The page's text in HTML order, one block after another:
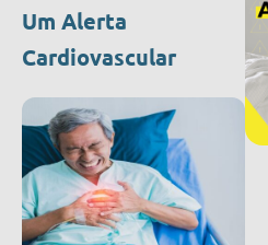
Um Alerta
Cardiovascular